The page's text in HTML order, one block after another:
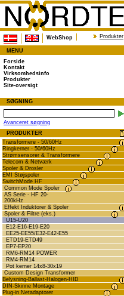
WebShop Produkter
MENU
Forside
Kontakt
Virksomhedsinfo
Produkter
Site-oversigt
SØGNING
Avanceret søgning
PRODUKTER
Transformere - 50/60Hz
Ringkerner - 50/60Hz
Strømsensorer & Transformere
Telecom & Netværk
Spoler & Drosler
EMI Støjspoler
SwitchMode HF
Common Mode Spoler
AS Serie - HF 20-
200kHz
Effekt Induktorer & Spoler
Spoler & Filtre (eks.)
U15-U20
E12-E16-E19-E20
EE25-EE55/E32-E42-E55
ETD19-ETD49
EP7-EP20
RM6-RM14 POWER
RM4-RM14
Pot kerner 14x8-30x19
Custom Design Transformer
Belysning-Ballast-Halogen-HID
DIN-Skinne Montage
Plug-in Netadaptorer